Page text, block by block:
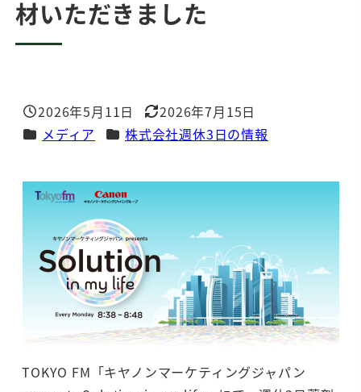
材いただきました
投稿日
2026年5月11日
更新日
2026年7月15日
カテゴリー
メディア カテゴリー
株式会社週休3日の情報
TOKYO FM「キヤノンマーケティングジャパン